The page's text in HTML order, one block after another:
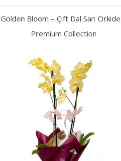
Golden Bloom – Çift Dal Sarı
Premium Collection